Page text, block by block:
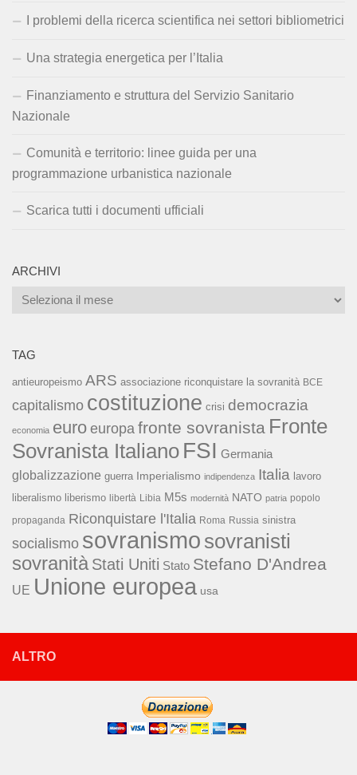
I problemi della ricerca scientifica nei settori bibliometrici
Una strategia energetica per l’Italia
Finanziamento e struttura del Servizio Sanitario
Nazionale
Comunità e territorio: linee guida per una
programmazione urbanistica nazionale
Scarica tutti i documenti ufficiali
ARCHIVI
Archivi
TAG
antieuropeismo ARS associazione riconquistare la sovranità BCE
capitalismo costituzione crisi democrazia
economia euro europa fronte sovranista Fronte
Sovranista Italiano FSI Germania
globalizzazione guerra Imperialismo indipendenza Italia lavoro
liberalismo liberismo libertà Libia M5s modernità NATO patria popolo
propaganda Riconquistare l'Italia Roma Russia sinistra
socialismo sovranismo sovranisti
sovranità Stati Uniti Stato Stefano D'Andrea
UE Unione europea usa
ALTRO